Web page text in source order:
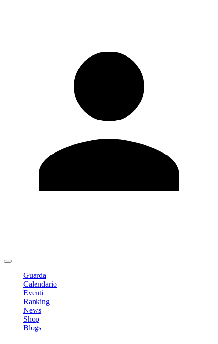
Guarda
Calendario
Eventi
Ranking
News
Shop
Blogs